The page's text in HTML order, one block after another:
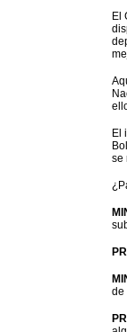
El
El
se
de